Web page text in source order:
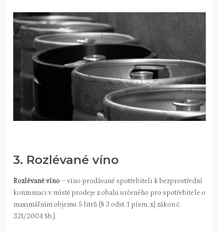
3. Rozlévané víno
Rozlévané víno – víno prodávané spotřebiteli k bezprostřední
konzumaci v místě prodeje z obalu určeného pro spotřebitele o
maximálním objemu 5 litrů (§ 3 odst. 1 písm. x) zákon č.
321/2004 Sb.).